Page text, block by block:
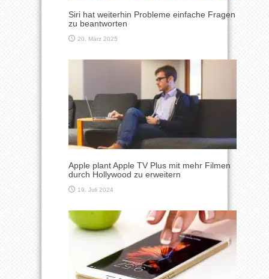
Siri hat weiterhin Probleme einfache Fragen
zu beantworten
20. März 2025
Apple plant Apple TV Plus mit mehr Filmen
durch Hollywood zu erweitern
19. Juli 2024